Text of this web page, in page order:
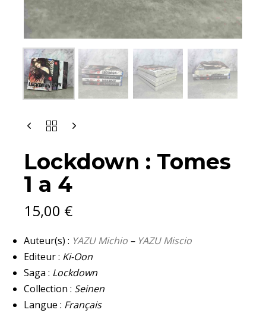
Lockdown : Tomes
1 a 4
15,00 €
Auteur(s) : YAZU Michio – YAZU Miscio
Editeur : Ki-Oon
Saga : Lockdown
Collection : Seinen
Langue : Français
LOCKDOWN
QUANTITY